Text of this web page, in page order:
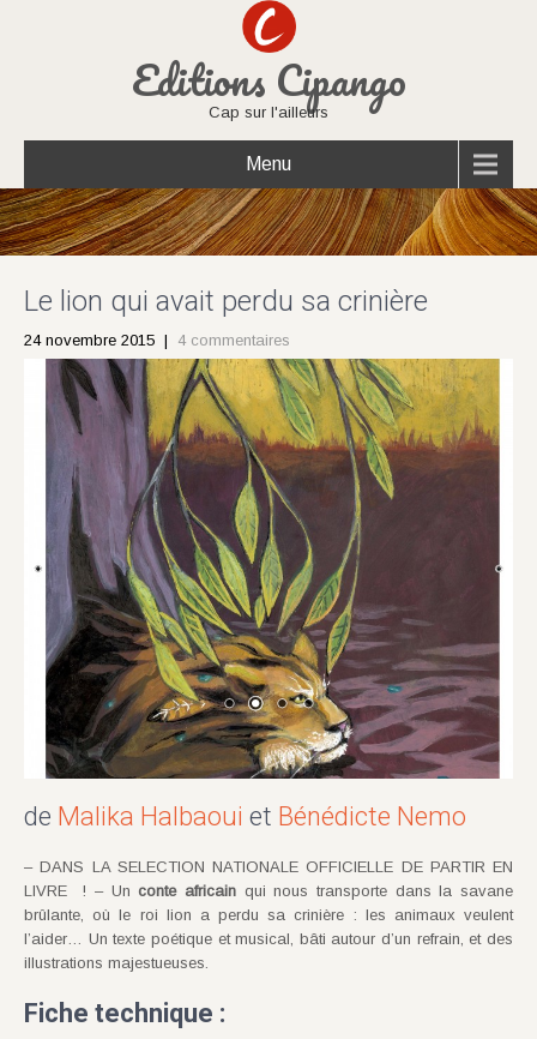
Editions Cipango
Cap sur l'ailleurs
Menu
Le lion qui avait perdu sa crinière
24 novembre 2015 | 4 commentaires
de Malika Halbaoui et Bénédicte Nemo
– DANS LA SELECTION NATIONALE OFFICIELLE DE PARTIR EN
LIVRE ! – Un conte africain qui nous transporte dans la savane
brûlante, où le roi lion a perdu sa crinière : les animaux veulent
l’aider… Un texte poétique et musical, bâti autour d’un refrain, et des
illustrations majestueuses.
Fiche technique :